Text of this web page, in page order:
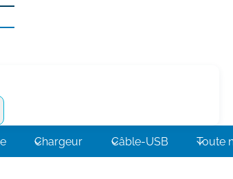
Chargeur Câble-USB Toute